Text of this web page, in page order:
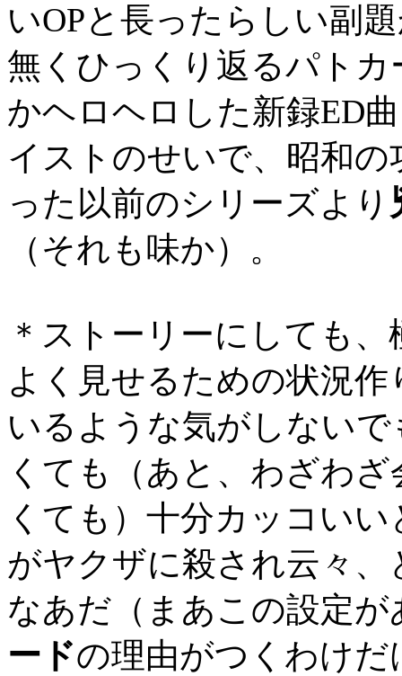
いOPと長ったらしい副
無くひっくり返るパト
かヘロヘロした新録ED
イストのせいで、昭和
った以前のシリーズより
（それも味か）。
＊ストーリーにしても
よく見せるための状況
いるような気がしない
くても（あと、わざわ
くても）十分カッコい
がヤクザに殺され云々、
なあだ（まあこの設定
ードの理由がつくわけだ